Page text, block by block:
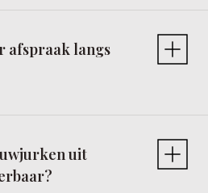
afspraak langs
uit